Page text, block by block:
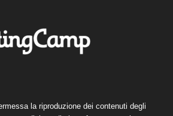
la riproduzione dei contenuti degli